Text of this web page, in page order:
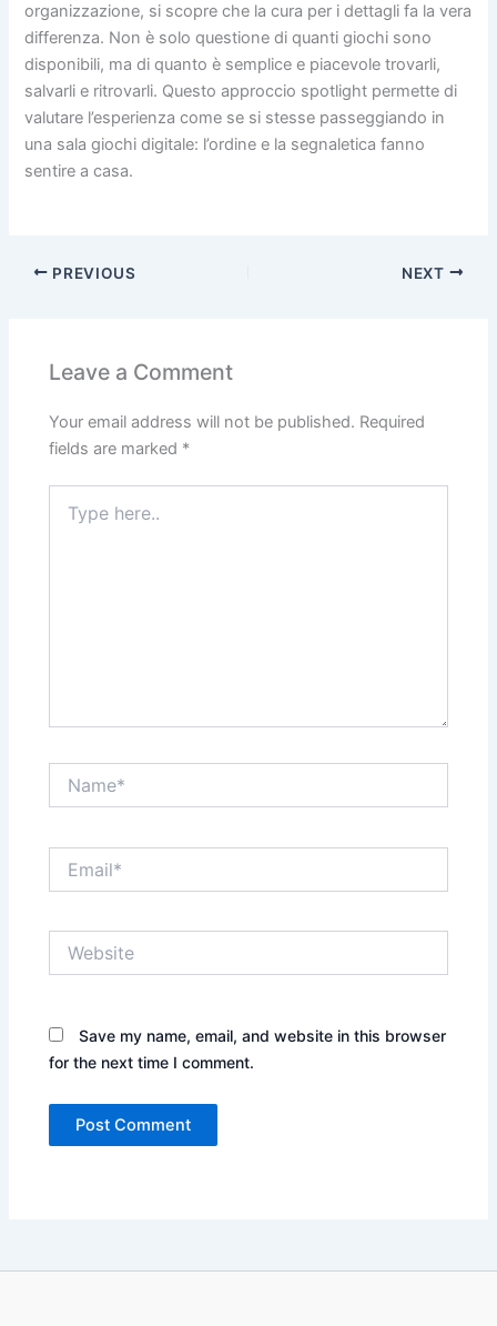
organizzazione, si scopre che la cura per i dettagli fa la vera
differenza. Non è solo questione di quanti giochi sono
disponibili, ma di quanto è semplice e piacevole trovarli,
salvarli e ritrovarli. Questo approccio spotlight permette di
valutare l’esperienza come se si stesse passeggiando in
una sala giochi digitale: l’ordine e la segnaletica fanno
sentire a casa.
PREVIOUS NEXT
Leave a Comment
Your email address will not be published. Required
fields are marked *
here..
Save my name, email, and website in this browser
for the next time I comment.